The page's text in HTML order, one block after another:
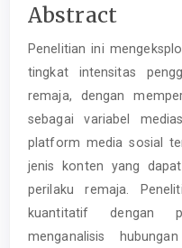
Main
Article
Content
Abstract
Penelitian ini
tingkat intensitas
remaja, dengan
sebagai variabel
platform media sosial
jenis konten yang
perilaku remaja.
kuantitatif dengan
menganalisis